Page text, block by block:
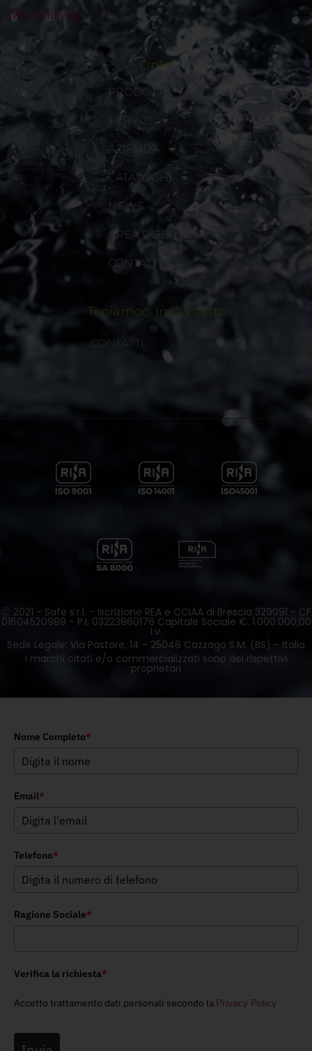
Whisleblowing
Links
PRODOTTI
SERVIZI
AZIENDA
CATALOGHI
NEWS
AREA RISERVATA
CONTATTI
Teniamoci In Contatto
CONTATTI
Ⓒ 2021 - Safe s.r.l. - Iscrizione REA e CCiAA di Brescia 329091 - CF
01604520989 - P.I. 03223860176 Capitale Sociale €. 1.000.000,00
i.v.
Sede Legale: Via Pastore, 14 - 25046 Cazzago S.M. (BS) - Italia
I marchi citati e/o commercializzati sono dei rispettivi
proprietari
Nome Completo*
Email*
Telefono*
Ragione Sociale*
Verifica la richiesta*
Accetto trattamento dati personali secondo la Privacy Policy